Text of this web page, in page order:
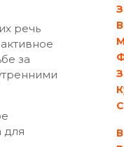
речь
за
для